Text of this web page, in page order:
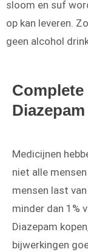
sloom en suf
op kan leveren.
geen alcohol
Medicijnen
niet alle
mensen last
minder dan 1%
Diazepam
bijwerkingen